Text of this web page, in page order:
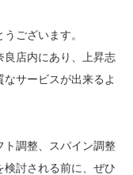
ございます。
良店内にあり、上昇志
サービスが出来るよ
ト調整、スパイン調整
検討される前に、ぜひ